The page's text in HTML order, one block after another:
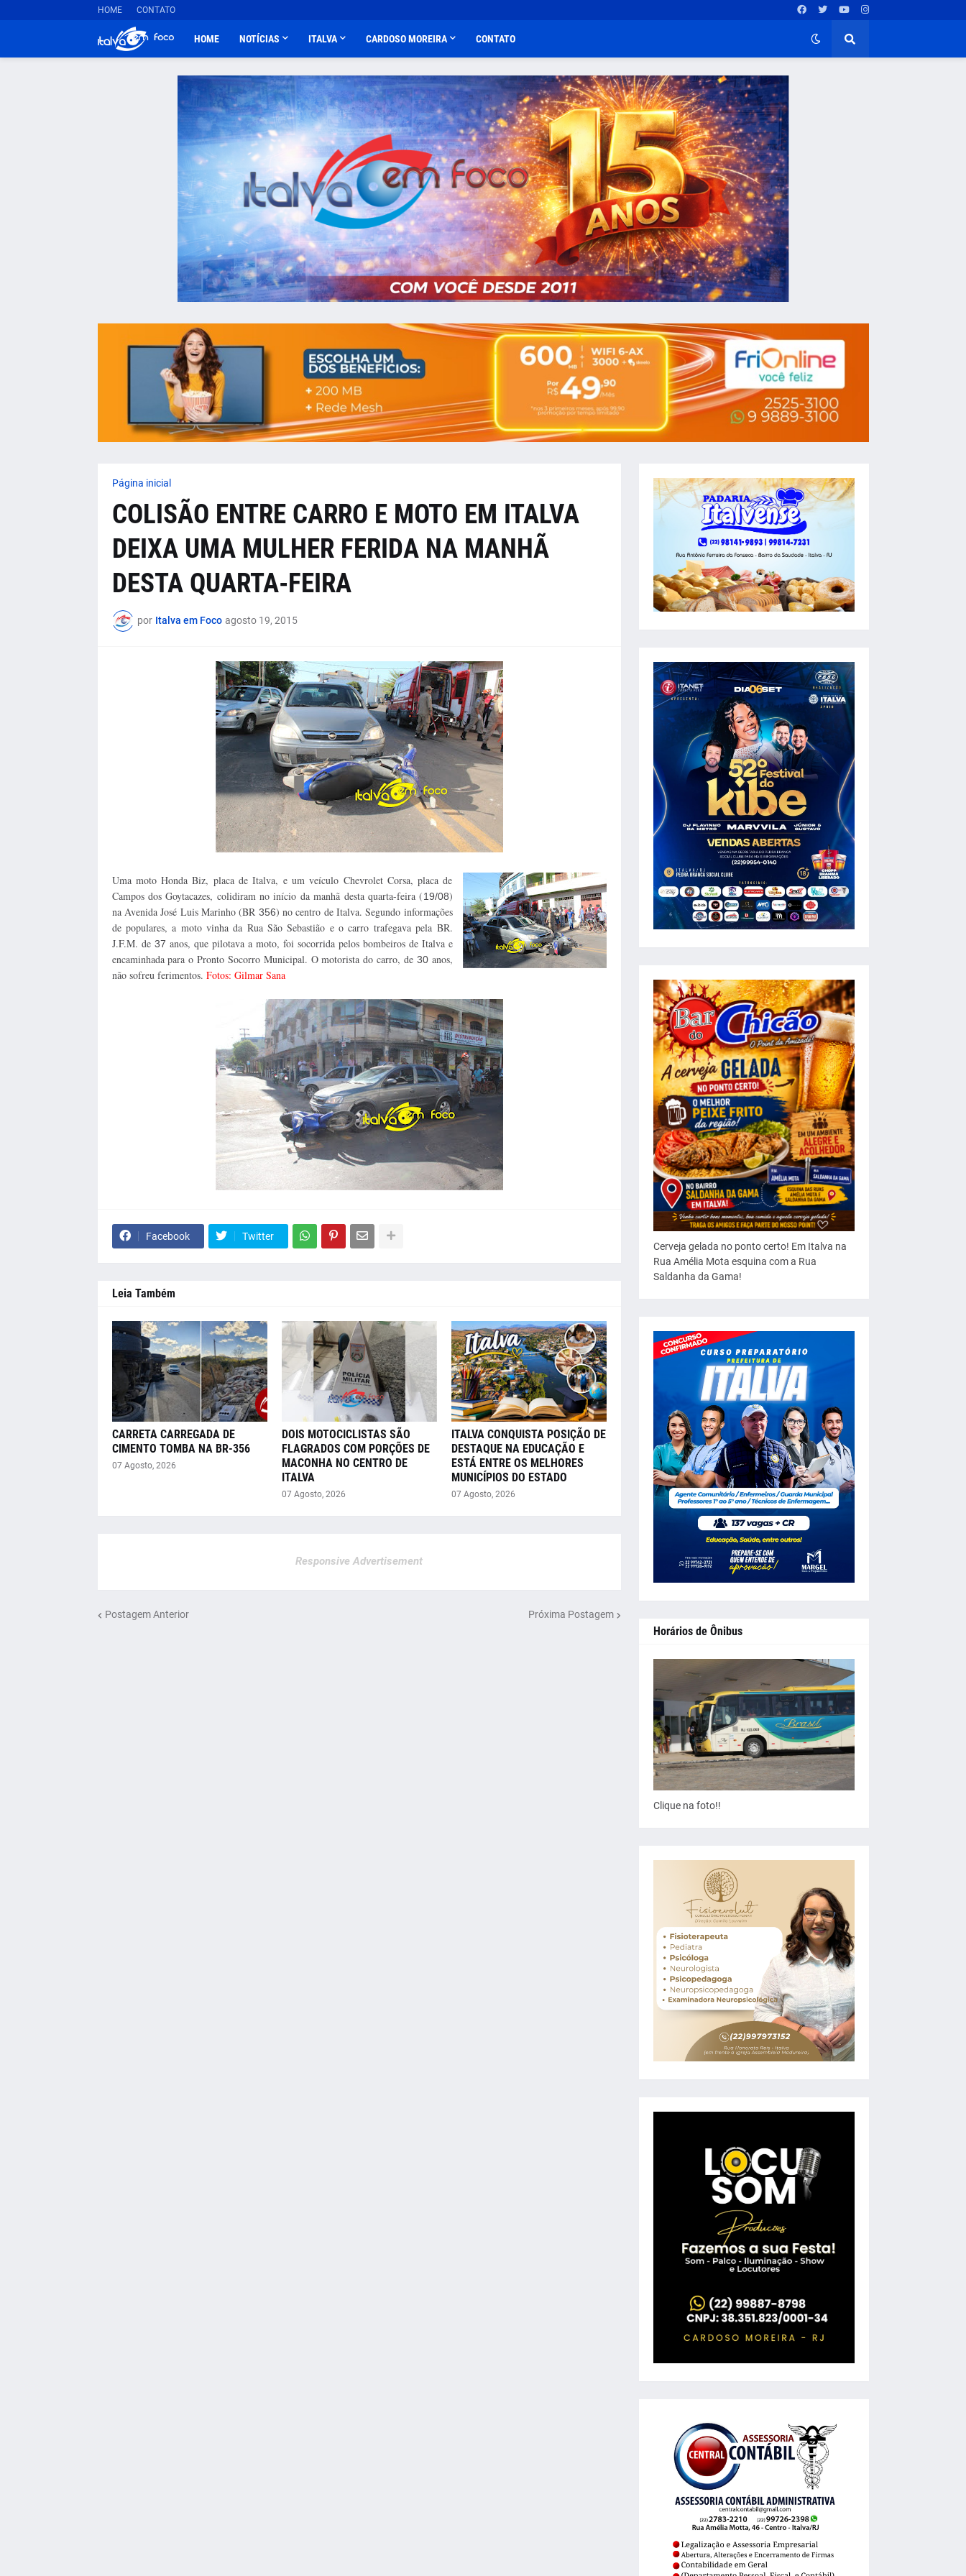
HOME CONTATO
HOME NOTÍCIAS ITALVA CARDOSO MOREIRA CONTATO
Página inicial
COLISÃO ENTRE CARRO E MOTO EM ITALVA
DEIXA UMA MULHER FERIDA NA MANHÃ
DESTA QUARTA-FEIRA
por Italva em Foco agosto 19, 2015
Uma moto Honda Biz, placa de Italva, e um veículo Chevrolet Corsa, placa de
Campos dos Goytacazes, colidiram no início da manhã desta quarta-feira (19/08)
na Avenida José Luis Marinho (BR 356) no centro de Italva. Segundo informações
de populares, a moto vinha da Rua São Sebastião e o carro trafegava pela BR.
J.F.M. de 37 anos, que pilotava a moto, foi socorrida pelos bombeiros de Italva e
encaminhada para o Pronto Socorro Municipal. O motorista do carro, de 30anos,
não sofreu ferimentos. Fotos: Gilmar Sana
Facebook Twitter
Leia Também
CARRETA CARREGADA DE
CIMENTO TOMBA NA BR-356
07 Agosto, 2026
DOIS MOTOCICLISTAS SÃO
FLAGRADOS COM PORÇÕES DE
MACONHA NO CENTRO DE
ITALVA
07 Agosto, 2026
ITALVA CONQUISTA POSIÇÃO DE
DESTAQUE NA EDUCAÇÃO E
ESTÁ ENTRE OS MELHORES
MUNICÍPIOS DO ESTADO
07 Agosto, 2026
Responsive Advertisement
Postagem Anterior Próxima Postagem
Cerveja gelada no ponto certo! Em Italva na
Rua Amélia Mota esquina com a Rua
Saldanha da Gama!
Horários de Ônibus
Clique na foto!!